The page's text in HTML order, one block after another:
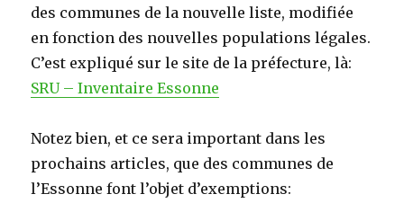
des communes de la nouvelle liste, modifiée
en fonction des nouvelles populations légales.
C’est expliqué sur le site de la préfecture, là:
SRU – Inventaire Essonne
Notez bien, et ce sera important dans les
prochains articles, que des communes de
l’Essonne font l’objet d’exemptions: